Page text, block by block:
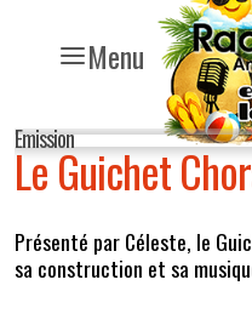
Menu
Emission
Le Guichet
Présenté par Céleste, le
sa construction et sa